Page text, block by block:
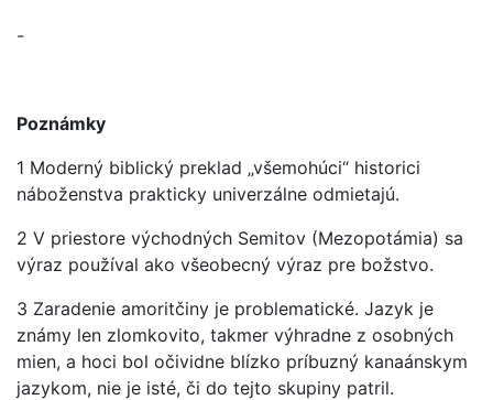
-
Poznámky
1 Moderný biblický preklad „všemohúci“ historici
náboženstva prakticky univerzálne odmietajú.
2 V priestore východných Semitov (Mezopotámia) sa
výraz používal ako všeobecný výraz pre božstvo.
3 Zaradenie amoritčiny je problematické. Jazyk je
známy len zlomkovito, takmer výhradne z osobných
mien, a hoci bol očividne blízko príbuzný kanaánskym
jazykom, nie je isté, či do tejto skupiny patril.